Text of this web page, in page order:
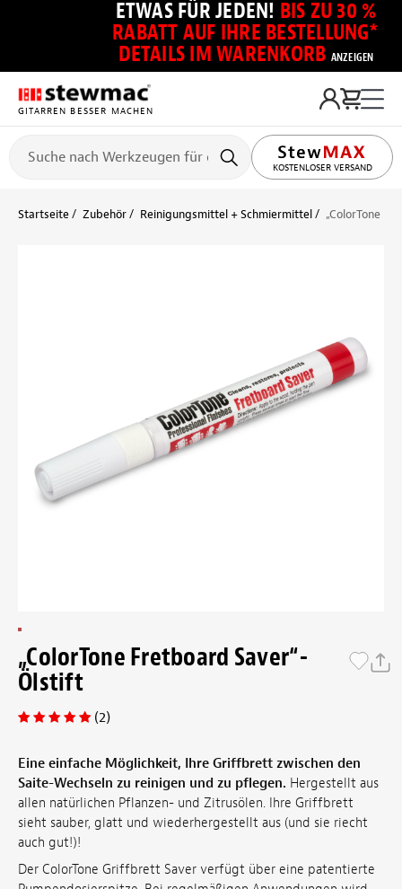
ETWAS FÜR JEDEN! BIS ZU 30 %
RABATT AUF IHRE BESTELLUNG*
DETAILS IM WARENKORB ANZEIGEN
GITARREN BESSER MACHEN
KOSTENLOSER VERSAND
Startseite Zubehör Reinigungsmittel + Schmiermittel „ColorTone
„ColorTone Fretboard Saver“-
Ölstift
(2)
Eine einfache Möglichkeit, Ihre Griffbrett zwischen den
Saite-Wechseln zu reinigen und zu pflegen. Hergestellt aus
allen natürlichen Pflanzen- und Zitrusölen. Ihre Griffbrett
sieht sauber, glatt und wiederhergestellt aus (und sie riecht
auch gut!)!
Der ColorTone Griffbrett Saver verfügt über eine patentierte